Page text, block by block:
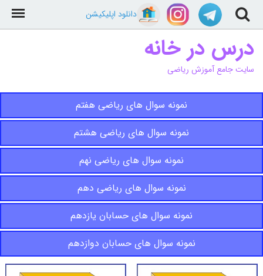
دانلود اپلیکیشن
درس در خانه
سایت جامع آموزش ریاضی
نمونه سوال های ریاضی هفتم
نمونه سوال های ریاضی هشتم
نمونه سوال های ریاضی نهم
نمونه سوال های ریاضی دهم
نمونه سوال های حسابان یازدهم
نمونه سوال های حسابان دوازدهم